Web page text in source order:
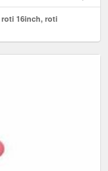
roti 16inch, roti